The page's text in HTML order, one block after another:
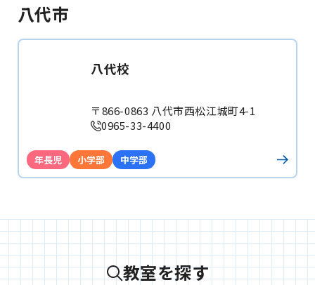
八代市
八代校
〒866-0863 八代市西松江城町4-1
0965-33-4400
年長児 小学部 中学部
教室を探す